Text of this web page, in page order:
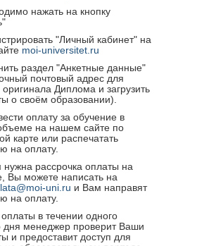
нажать на кнопку
"Личный кабинет" на
moi-universitet.ru
раздел "Анкетные данные"
почтовый адрес для
оригинала Диплома и загрузить
о своём образовании).
оплату за обучение в
на нашем сайте по
карте или распечатать
на оплату.
нужна рассрочка оплаты на
Вы можете написать на
uni.ru и Вам направят
на оплату.
в течении одного
дня менеджер проверит Ваши
и предоставит доступ для